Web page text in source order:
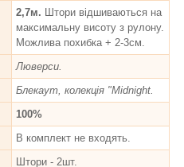
2,7м. Штори відшиваються на
максимальну висоту з рулону.
Можлива похибка + 2-3см.
Люверси.
Блекаут, колекція "Midnight.
100%
В комплект не входять.
Штори - 2шт.